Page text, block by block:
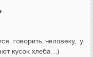
говорить человеку, у
кусок хлеба…)